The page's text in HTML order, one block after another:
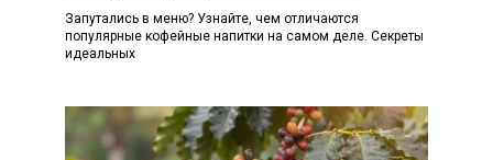
Запутались в меню? Узнайте, чем отличаются
популярные кофейные напитки на самом деле. Секреты
идеальных